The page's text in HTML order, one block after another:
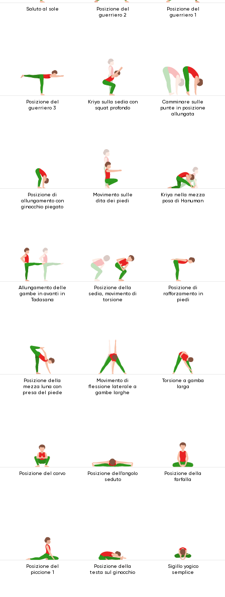
Saluto al sole
Posizione del
guerriero 2
Posizione del
guerriero 1
Posizione del
guerriero 3
Kriya sulla sedia con
squat profondo
Camminare sulle
punte in posizione
allungata
Posizione di
allungamento con
ginocchio piegato
Movimento sulle
dita dei piedi
Kriya nella mezza
posa di Hanuman
Allungamento delle
gambe in avanti in
Tadasana
Posizione della
sedia, movimento di
torsione
Posizione di
rafforzamento in
piedi
Posizione della
mezza luna con
presa del piede
Movimento di
flessione laterale a
gambe larghe
Torsione a gamba
larga
Posizione del corvo
Posizione dell'angolo
seduto
Posizione della
farfalla
Posizione del
piccione 1
Posizione della
testa sul ginocchio
Sigillo yogico
semplice